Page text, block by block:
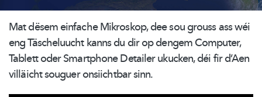
Mat dësem einfache Mikroskop, dee sou grouss ass wéi
eng Täscheluucht kanns du dir op dengem Computer,
Tablett oder Smartphone Detailer ukucken, déi fir d’Aen
villäicht souguer onsiichtbar sinn.